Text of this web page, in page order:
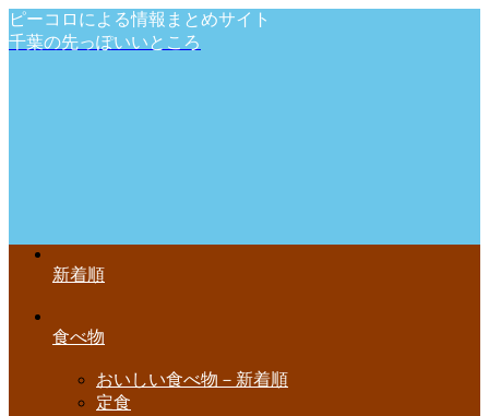
ピーコロによる情報まとめサイト
千葉の先っぽいいところ
新着順
食べ物
おいしい食べ物－新着順
定食